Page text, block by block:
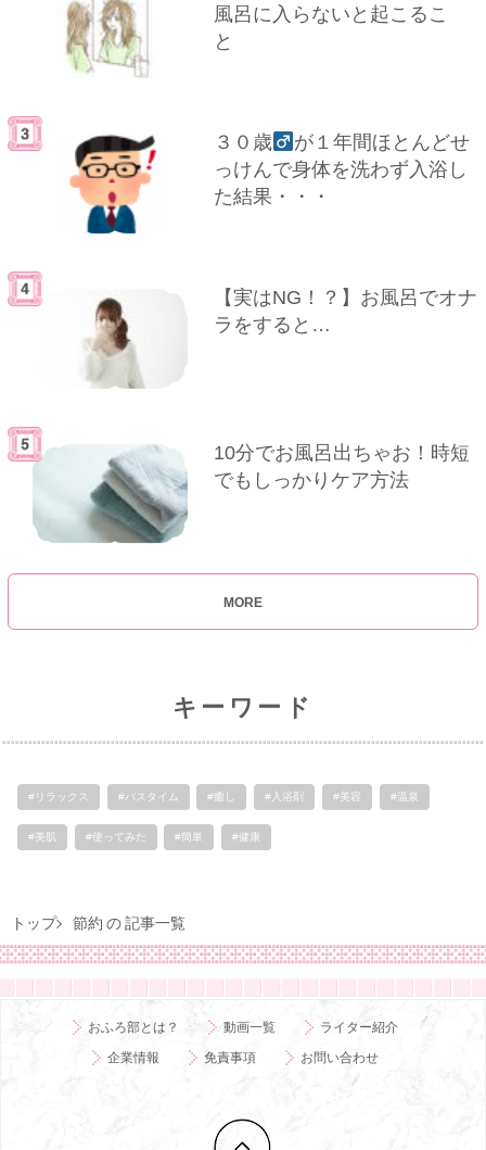
風呂に入らないと起こるこ
と
３０歳
が１年間ほとんどせ
っけんで身体を洗わず入浴し
た結果・・・
【実はNG！？】お風呂でオナ
ラをすると…
10分でお風呂出ちゃお！時短
でもしっかりケア方法
MORE
キーワード
#リラックス #バスタイム #癒し #入浴剤 #美容 #温泉
#美肌 #使ってみた #簡単 #健康
トップ 節約 の 記事一覧
おふろ部とは？ 動画一覧
ライター紹介
企業情報
免責事項 お問い合わせ